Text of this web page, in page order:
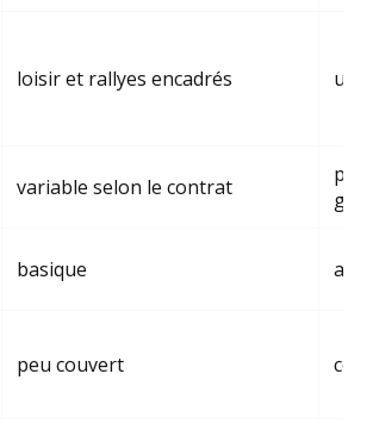
loisir et rallyes encadrés
variable selon le contrat
basique
peu couvert